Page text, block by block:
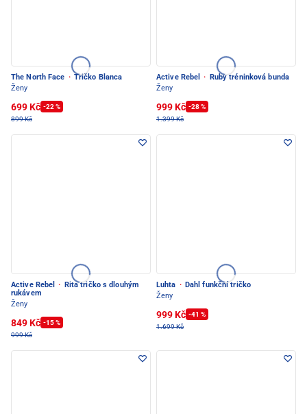
The North Face · Tričko Blanca
Ženy
699 Kč -22 %
899 Kč
Active Rebel ·
Ruby tréninková bunda
Ženy
999 Kč -28 %
1.399 Kč
Active Rebel ·
Rita tričko s dlouhým
rukávem
Ženy
849 Kč -15 %
999 Kč
Luhta · Dahl funkční tričko
Ženy
999 Kč -41 %
1.699 Kč